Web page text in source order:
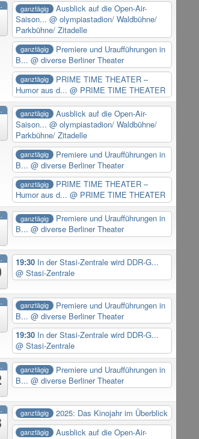
ganztägig
Ausblick auf die Open-Air-
Saison...@ olympiastadion/ Waldbühne/
Parkbühne/ Zitadelle
ganztägig
Premiere und Uraufführungen in
B...@ diverse Berliner Theater
ganztägig
PRIME TIME THEATER –
Humor aus d...@ PRIME TIME THEATER
ganztägig
Ausblick auf die Open-Air-
Saison...@ olympiastadion/ Waldbühne/
Parkbühne/ Zitadelle
ganztägig
Premiere und Uraufführungen in
B...@ diverse Berliner Theater
ganztägig
PRIME TIME THEATER –
Humor aus d...@ PRIME TIME THEATER
ganztägig
Premiere und Uraufführungen in
B...@ diverse Berliner Theater
19:30 In der Stasi-Zentrale wird DDR-G...
@ Stasi-Zentrale
ganztägig
Premiere und Uraufführungen in
B...@ diverse Berliner Theater
19:30 In der Stasi-Zentrale wird DDR-G...
@ Stasi-Zentrale
ganztägig
Premiere und Uraufführungen in
B...@ diverse Berliner Theater
ganztägig 2025: Das Kinojahr im Überblick
ganztägig
Ausblick auf die Open-Air-